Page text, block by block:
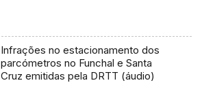
Infrações no estacionamento dos
parcómetros no Funchal e Santa
Cruz emitidas pela DRTT (áudio)